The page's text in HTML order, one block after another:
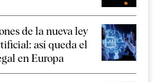
de la nueva ley
así queda el
en Europa